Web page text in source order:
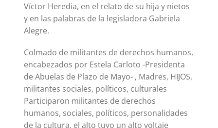
Víctor Heredia, en el relato de su hija y nietos
y en las palabras de la legisladora Gabriela
Alegre.
Colmado de militantes de derechos humanos,
encabezados por Estela Carloto -Presidenta
de Abuelas de Plazo de Mayo- , Madres, HIJOS,
militantes sociales, políticos, culturales
Participaron militantes de derechos
humanos, sociales, políticos, personalidades
de la cultura, el alto tuvo un alto voltaje